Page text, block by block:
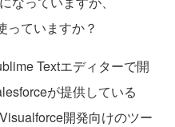
っていますか？
Textエディターで開
が提供している
開発向けのツー